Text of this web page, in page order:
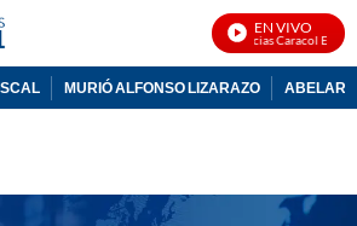
EN VIVO
Noticias Caracol En Vivo
MURIÓ ALFONSO LIZARAZO